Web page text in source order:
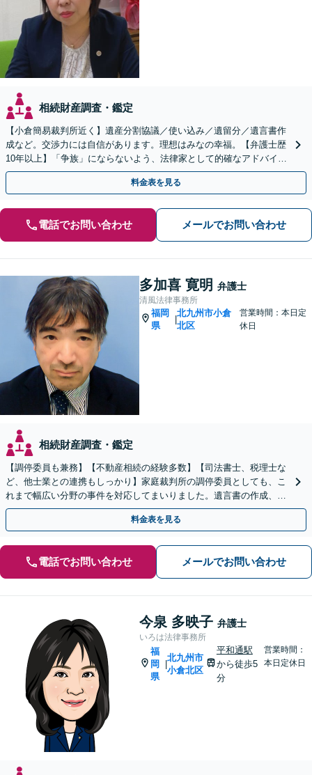
相続財産調査・鑑定
【小倉簡易裁判所近く】遺産分割協議／使い込み／遺留分／遺言書作
成など。交渉力には自信があります。理想はみなの幸福。【弁護士歴
10年以上】「争族」にならないよう、法律家として的確なアドバイス
をいたします【最短即日対応OK】
料金表を見る
電話でお問い合わせ メールでお問い合わせ
多加喜 寛明 弁護士
清風法律事務所
福岡
県
|
北九州市小倉
北区
営業時間：本日定
休日
相続財産調査・鑑定
【調停委員も兼務】【不動産相続の経験多数】【司法書士、税理士な
ど、他士業との連携もしっかり】家庭裁判所の調停委員としても、こ
れまで幅広い分野の事件を対応してまいりました。遺言書の作成、相
続放棄にも対応します【初回のご相談、0円】
料金表を見る
電話でお問い合わせ メールでお問い合わせ
今泉 多映子 弁護士
いろは法律事務所
福
岡
県
北九州市
小倉北区
平和通駅
から徒歩5
分
営業時間：
本日定休日